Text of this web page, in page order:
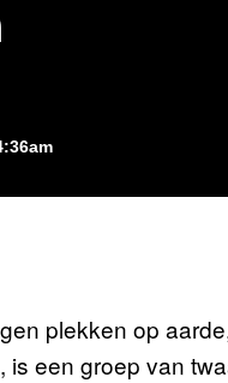
plekken op
een groep van